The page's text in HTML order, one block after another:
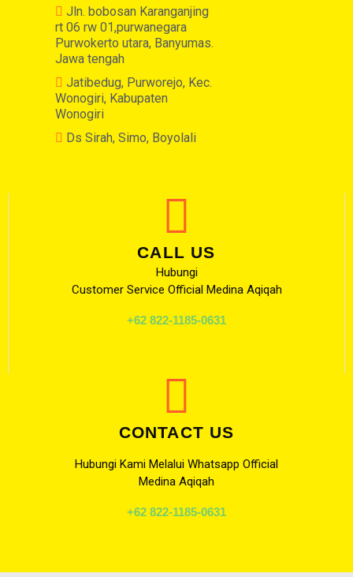
Jln. bobosan Karanganjing
rt 06 rw 01,purwanegara
Purwokerto utara, Banyumas.
Jawa tengah
Jatibedug, Purworejo, Kec.
Wonogiri, Kabupaten
Wonogiri
Ds Sirah, Simo, Boyolali
CALL US
Hubungi
Customer Service Official Medina Aqiqah
+62 822-1185-0631
CONTACT US
Hubungi Kami Melalui Whatsapp Official
Medina Aqiqah
+62 822-1185-0631